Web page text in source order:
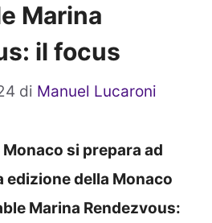
Marina
il focus
di Manuel Lucaroni
si prepara ad
edizione della Monaco
Marina Rendezvous: